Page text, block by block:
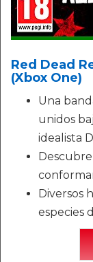
Red Dead
(Xbox One)
Una
unidos
idealista
Diversos
especies